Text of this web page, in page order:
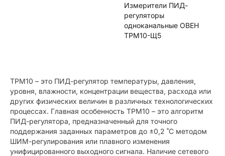
Измерители ПИД-
регуляторы
одноканальные ОВЕН
ТРМ10-Щ5
ТРМ10 – это ПИД-регулятор температуры, давления,
уровня, влажности, концентрации вещества, расхода или
других физических величин в различных технологических
процессах. Главная особенность ТРМ10 – это алгоритм
ПИД-регулятора, предназначенный для точного
поддержания заданных параметров до ±0,2 ˚С методом
ШИМ-регулирования или плавного изменения
унифицированного выходного сигнала. Наличие сетевого